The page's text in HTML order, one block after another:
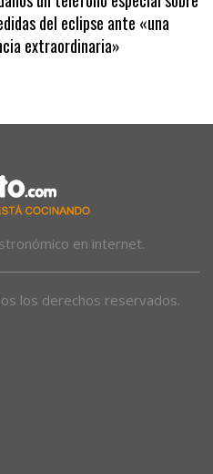
pone a disposición de los
un teléfono especial sobre
del eclipse ante «una